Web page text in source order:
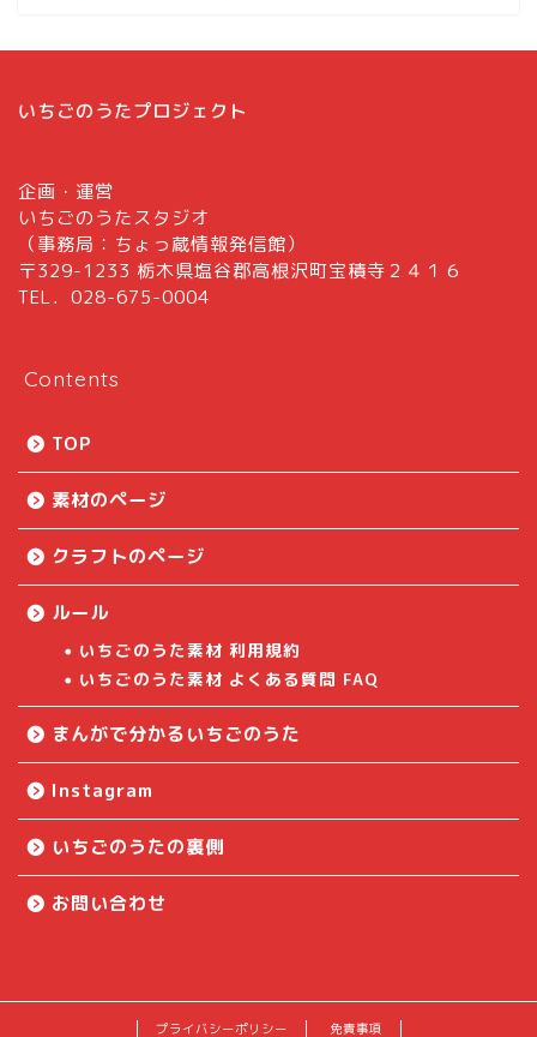
いちごのうたプロジェクト
企画・運営
いちごのうたスタジオ
（事務局：ちょっ蔵情報発信館）
〒329-1233 栃木県塩谷郡高根沢町宝積寺２４１６
TEL．028-675-0004
Contents
TOP
素材のページ
クラフトのページ
ルール
いちごのうた素材 利用規約
いちごのうた素材 よくある質問 FAQ
まんがで分かるいちごのうた
Instagram
いちごのうたの裏側
お問い合わせ
プライバシーポリシー 免責事項